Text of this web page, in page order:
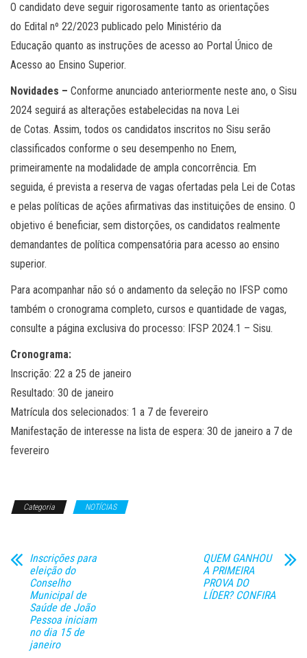
O candidato deve seguir rigorosamente tanto as orientações
do Edital nº 22/2023 publicado pelo Ministério da
Educação quanto as instruções de acesso ao Portal Único de
Acesso ao Ensino Superior.
Novidades – Conforme anunciado anteriormente neste ano, o Sisu
2024 seguirá as alterações estabelecidas na nova Lei
de Cotas. Assim, todos os candidatos inscritos no Sisu serão
classificados conforme o seu desempenho no Enem,
primeiramente na modalidade de ampla concorrência. Em
seguida, é prevista a reserva de vagas ofertadas pela Lei de Cotas
e pelas políticas de ações afirmativas das instituições de ensino. O
objetivo é beneficiar, sem distorções, os candidatos realmente
demandantes de política compensatória para acesso ao ensino
superior.
Para acompanhar não só o andamento da seleção no IFSP como
também o cronograma completo, cursos e quantidade de vagas,
consulte a página exclusiva do processo: IFSP 2024.1 – Sisu.
Cronograma:
Inscrição: 22 a 25 de janeiro
Resultado: 30 de janeiro
Matrícula dos selecionados: 1 a 7 de fevereiro
Manifestação de interesse na lista de espera: 30 de janeiro a 7 de
fevereiro
Categoria NOTÍCIAS
Inscrições para
eleição do
Conselho
Municipal de
Saúde de João
Pessoa iniciam
no dia 15 de
janeiro
QUEM GANHOU
A PRIMEIRA
PROVA DO
LÍDER? CONFIRA